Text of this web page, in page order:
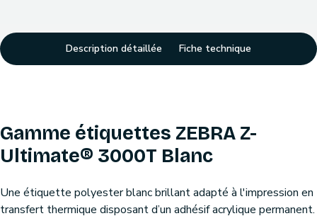
Description détaillée Fiche technique
Gamme étiquettes ZEBRA Z-
Ultimate® 3000T Blanc
Une étiquette polyester blanc brillant adapté à l'impression en
transfert thermique disposant d’un adhésif acrylique permanent.